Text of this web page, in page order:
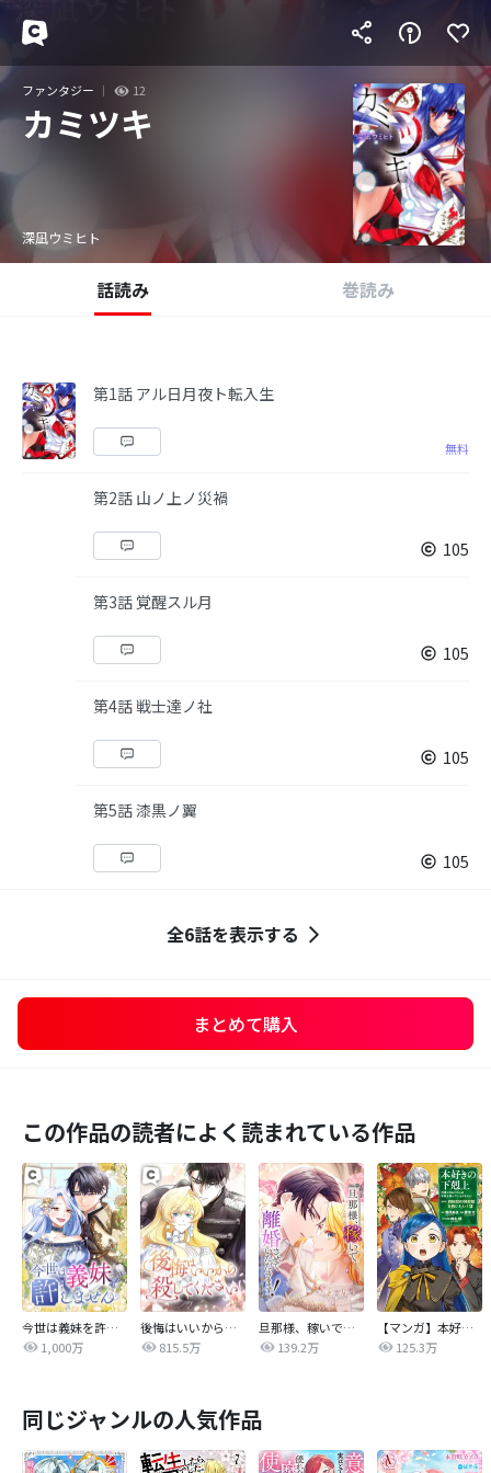
ファンタジー 12
カミツキ
深凪ウミヒト
話読み 巻読み
第1話 アル日月夜ト転入生
無料
第2話 山ノ上ノ災禍
105
第3話 覚醒スル月
105
第4話 戦士達ノ社
105
第5話 漆黒ノ翼
105
全6話を表示する
まとめて購入
この作品の読者によく読まれている作品
今世は義妹を許しません
1,000万
後悔はいいから殺してください
815.5万
旦那様、稼いで離婚させていただきます！
139.2万
【マンガ】本好きの下剋上 第四部
125.3万
同じジャンルの人気作品